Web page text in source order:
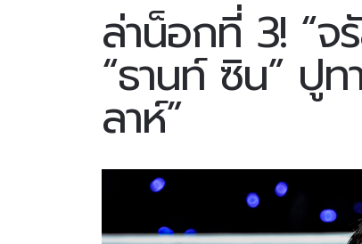
ล่าน็อกที่ 3! “
“ธานท์ ซิน” ปู
ลาห์”